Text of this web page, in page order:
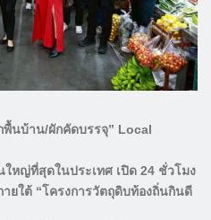
พื้นบ้าน/ผักคัดบรรจุ” Local
หญ่ที่สุดในประเทศ เปิด 24 ชั่วโมง
ยใต้ “โครงการวัตถุดิบท้องถิ่นกินดี